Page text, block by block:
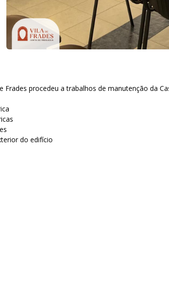
Frades procedeu a trabalhos de manutenção da
do edifício